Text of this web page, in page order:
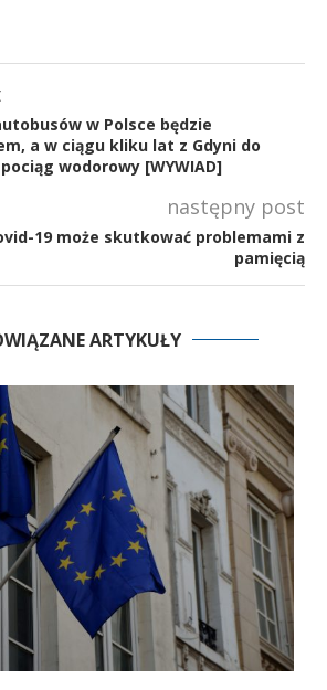
w Polsce będzie
a w ciągu kliku lat z Gdyni do
wodorowy [WYWIAD]
następny post
19 może skutkować problemami z
pamięcią
ARTYKUŁY